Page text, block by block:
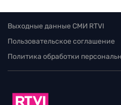
Выходные данные СМИ RTVI
Пользовательское соглашение
Политика обработки